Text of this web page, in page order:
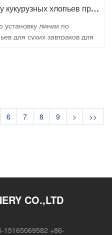
Две линии по производству кукурузных хлопьев прошли испытания и готовы к отгрузке
линии по
для сухих завтраков для
6 7 8 9 > >>
CO.,LTD
15165069582 +86-